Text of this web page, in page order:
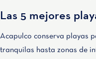
Las 5 mejores
Acapulco conserva playas
tranquilas hasta zonas de